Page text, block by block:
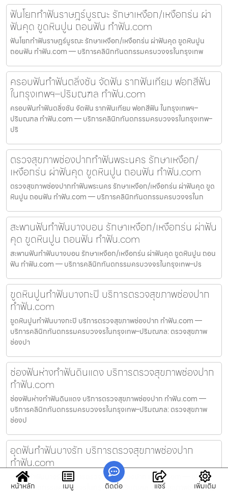
ฟันโยกทำฟันราษฎร์บูรณะ รักษาเหงือก/เหงือกร่น ผ่า
ฟันคุด ขูดหินปูน ถอนฟัน ทำฟัน.com
ฟันโยกทำฟันราษฎร์บูรณะ รักษาเหงือก/เหงือกร่น ผ่าฟันคุด ขูดหินปูน
ถอนฟัน ทำฟัน.com — บริการคลินิกทันตกรรมครบวงจรในกรุงเทพ
ครอบฟันทำฟันตลิ่งชัน จัดฟัน รากฟันเทียม ฟอกสีฟัน
ในกรุงเทพฯ–ปริมณฑล ทำฟัน.com
ครอบฟันทำฟันตลิ่งชัน จัดฟัน รากฟันเทียม ฟอกสีฟัน ในกรุงเทพฯ–
ปริมณฑล ทำฟัน.com — บริการคลินิกทันตกรรมครบวงจรในกรุงเทพ–
ปริ
ตรวจสุขภาพช่องปากทำฟันพระนคร รักษาเหงือก/
เหงือกร่น ผ่าฟันคุด ขูดหินปูน ถอนฟัน ทำฟัน.com
ตรวจสุขภาพช่องปากทำฟันพระนคร รักษาเหงือก/เหงือกร่น ผ่าฟันคุด ขูด
หินปูน ถอนฟัน ทำฟัน.com — บริการคลินิกทันตกรรมครบวงจรในก
สะพานฟันทำฟันบางบอน รักษาเหงือก/เหงือกร่น ผ่าฟัน
คุด ขูดหินปูน ถอนฟัน ทำฟัน.com
สะพานฟันทำฟันบางบอน รักษาเหงือก/เหงือกร่น ผ่าฟันคุด ขูดหินปูน ถอน
ฟัน ทำฟัน.com — บริการคลินิกทันตกรรมครบวงจรในกรุงเทพ–ปร
ขูดหินปูนทำฟันบางกะปิ บริการตรวจสุขภาพช่องปาก
ทำฟัน.com
ขูดหินปูนทำฟันบางกะปิ บริการตรวจสุขภาพช่องปาก ทำฟัน.com —
บริการคลินิกทันตกรรมครบวงจรในกรุงเทพ–ปริมณฑล: ตรวจสุขภาพ
ช่องปา
ช่องฟันห่างทำฟันดินแดง บริการตรวจสุขภาพช่องปาก
ทำฟัน.com
ช่องฟันห่างทำฟันดินแดง บริการตรวจสุขภาพช่องปาก ทำฟัน.com —
บริการคลินิกทันตกรรมครบวงจรในกรุงเทพ–ปริมณฑล: ตรวจสุขภาพ
ช่องป
อุดฟันทำฟันบางรัก บริการตรวจสุขภาพช่องปาก
ทำฟัน.com
อุดฟันทำฟันบางรัก บริการตรวจสุขภาพช่องปาก ทำฟัน.com — บริการ
คลินิกทันตกรรมครบวงจรในกรุงเทพ–ปริมณฑล: ตรวจสุขภาพช่องปาก,
หน้าหลัก เมนู ติดต่อ แชร์ เพิ่มเติม